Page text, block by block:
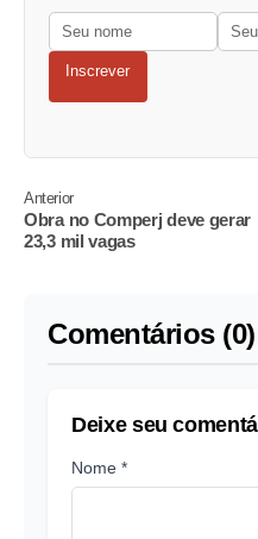
Inscrever
Anterior
Obra no Comperj deve gerar
23,3 mil vagas
Comentários (0)
Deixe seu
Nome *